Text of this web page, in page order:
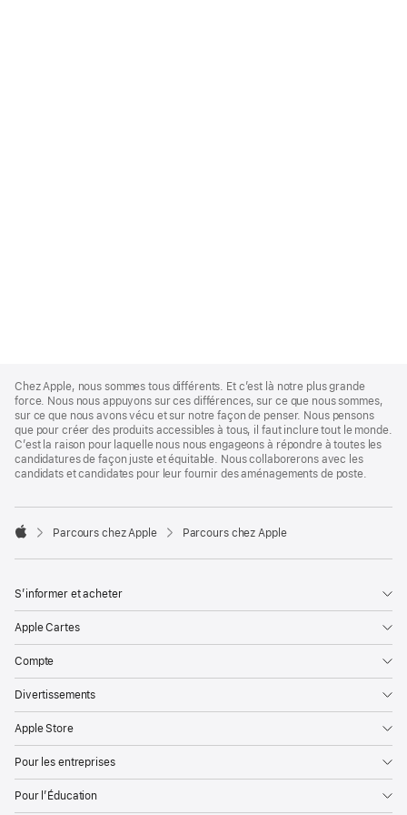
Footer
Chez Apple, nous sommes tous différents. Et c’est là notre plus grande
force. Nous nous appuyons sur ces différences, sur ce que nous sommes,
sur ce que nous avons vécu et sur notre façon de penser. Nous pensons
que pour créer des produits accessibles à tous, il faut inclure tout le monde.
C’est la raison pour laquelle nous nous engageons à répondre à toutes les
candidatures de façon juste et équitable. Nous collaborerons avec les
candidats et candidates pour leur fournir des aménagements de poste.

Parcours chez Apple Parcours chez Apple
S’informer et acheter
Apple Cartes
Compte
Divertissements
Apple Store
Pour les entreprises
Pour l’Éducation